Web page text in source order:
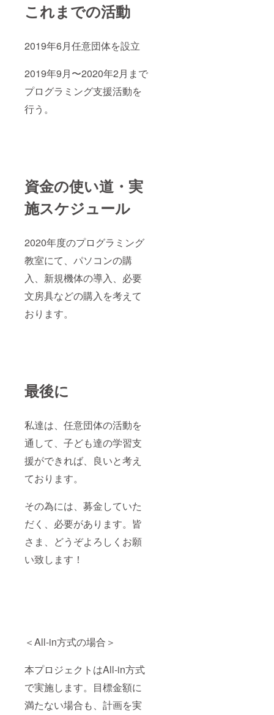
これまでの活動
2019年6月任意団体を設立
2019年9月〜2020年2月まで
プログラミング支援活動を
行う。
資金の使い道・実
施スケジュール
2020年度のプログラミング
教室にて、パソコンの購
入、新規機体の導入、必要
文房具などの購入を考えて
おります。
最後に
私達は、任意団体の活動を
通して、子ども達の学習支
援ができれば、良いと考え
ております。
その為には、募金していた
だく、必要があります。皆
さま、どうぞよろしくお願
い致します！
＜All-in方式の場合＞
本プロジェクトはAll-in方式
で実施します。目標金額に
満たない場合も、計画を実